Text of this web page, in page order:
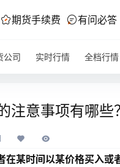
期货手续费 有问必答
公司 实时行情 全档行情
注意事项有哪些？
某时间以某价格买入或